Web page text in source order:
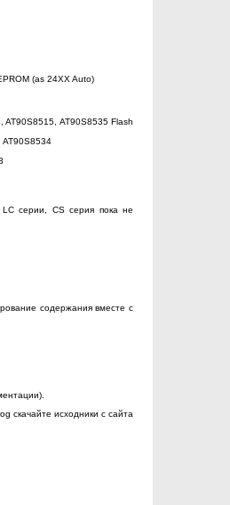
(as 24XX Auto)
AT90S8515, AT90S8535 Flash
AT90S8534
серии, CS серия пока не
содержания вместе с
скачайте исходники с сайта